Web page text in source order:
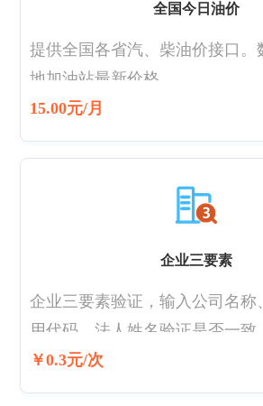
全国今日油价
提供全国各省汽、柴油价接口。
地加油站最新价格。
15.00元/月
企业三要素
企业三要素验证，输入公司名称
用代码、法人姓名验证是否一致
￥0.3元/次